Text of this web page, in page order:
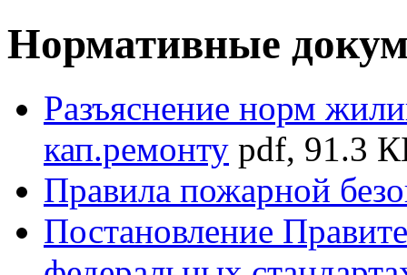
Нормативные
Разъяснение норм
кап.ремонту pdf, 91.3
Правила пожарной
Постановление